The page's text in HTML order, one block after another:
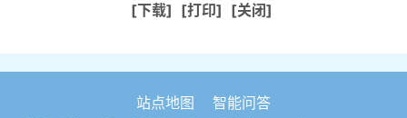
[下载] [打印] [关闭]
站点地图
智能问答